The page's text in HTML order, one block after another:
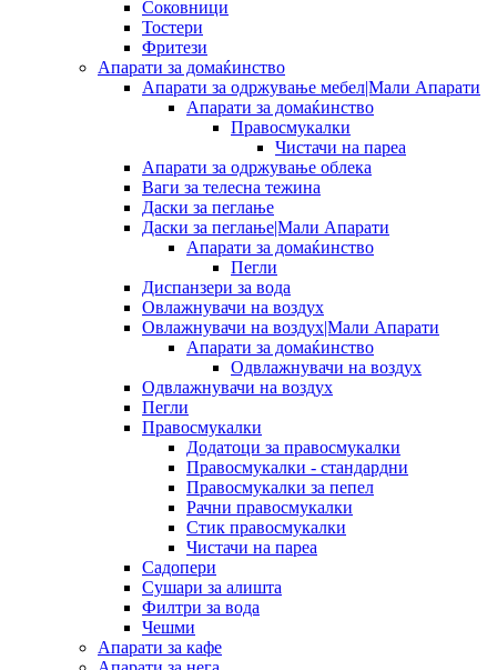
Соковници
Тостери
Фритези
Апарати за домаќинство
Апарати за одржување мебел|Мали Апарати
Апарати за домаќинство
Правосмукалки
Чистачи на пареа
Апарати за одржување облека
Ваги за телесна тежина
Даски за пеглање
Даски за пеглање|Мали Апарати
Апарати за домаќинство
Пегли
Диспанзери за вода
Овлажнувачи на воздух
Овлажнувачи на воздух|Мали Апарати
Апарати за домаќинство
Одвлажнувачи на воздух
Одвлажнувачи на воздух
Пегли
Правосмукалки
Додатоци за правосмукалки
Правосмукалки - стандардни
Правосмукалки за пепел
Рачни правосмукалки
Стик правосмукалки
Чистачи на пареа
Садопери
Сушари за алишта
Филтри за вода
Чешми
Апарати за кафе